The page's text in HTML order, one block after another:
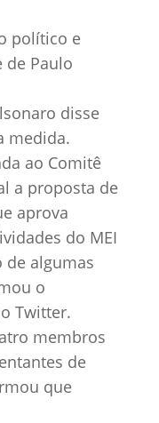
político e
Paulo
disse
medida.
ao Comitê
a proposta de
aprova
do MEI
de algumas
o
Twitter.
membros
de
que